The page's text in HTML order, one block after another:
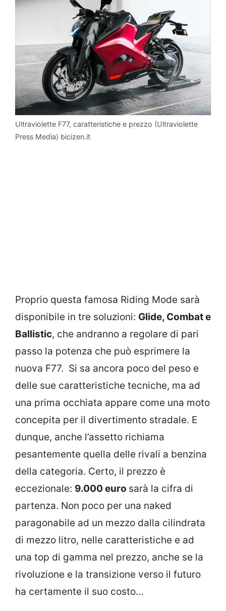
Ultraviolette F77, caratteristiche e prezzo (Ultraviolette
Press Media) bicizen.it
Proprio questa famosa Riding Mode sarà
disponibile in tre soluzioni: Glide, Combat e
Ballistic, che andranno a regolare di pari
passo la potenza che può esprimere la
nuova F77. Si sa ancora poco del peso e
delle sue caratteristiche tecniche, ma ad
una prima occhiata appare come una moto
concepita per il divertimento stradale. E
dunque, anche l’assetto richiama
pesantemente quella delle rivali a benzina
della categoria. Certo, il prezzo è
eccezionale: 9.000 euro sarà la cifra di
partenza. Non poco per una naked
paragonabile ad un mezzo dalla cilindrata
di mezzo litro, nelle caratteristiche e ad
una top di gamma nel prezzo, anche se la
rivoluzione e la transizione verso il futuro
ha certamente il suo costo…